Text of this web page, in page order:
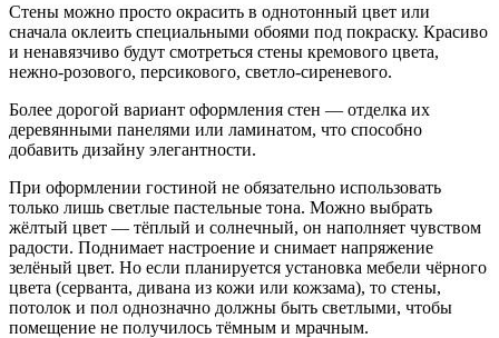
Стены можно просто окрасить в однотонный цвет или
сначала оклеить специальными обоями под покраску. Красиво
и ненавязчиво будут смотреться стены кремового цвета,
нежно-розового, персикового, светло-сиреневого.
Более дорогой вариант оформления стен — отделка их
деревянными панелями или ламинатом, что способно
добавить дизайну элегантности.
При оформлении гостиной не обязательно использовать
только лишь светлые пастельные тона. Можно выбрать
жёлтый цвет — тёплый и солнечный, он наполняет чувством
радости. Поднимает настроение и снимает напряжение
зелёный цвет. Но если планируется установка мебели чёрного
цвета (серванта, дивана из кожи или кожзама), то стены,
потолок и пол однозначно должны быть светлыми, чтобы
помещение не получилось тёмным и мрачным.